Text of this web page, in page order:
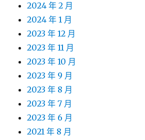
2024 年 2 月
2024 年 1 月
2023 年 12 月
2023 年 11 月
2023 年 10 月
2023 年 9 月
2023 年 8 月
2023 年 7 月
2023 年 6 月
2021 年 8 月